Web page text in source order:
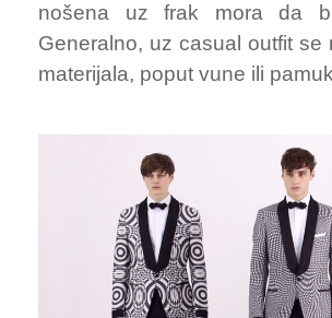
nošena uz frak mora da
Generalno, uz casual outfit
materijala, poput vune ili